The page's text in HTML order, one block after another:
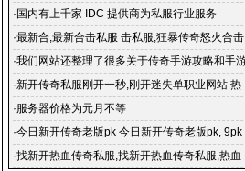
· 国内有上千家 IDC 提供商为私服行业服务
·最新合,最新合击私服 击私服,狂暴传奇怒火合击
英雄合击如何
·我们网站还整理了很多关于传奇手游攻略和手
游戏的
·新开传奇私服刚开一秒,刚开迷失单职业网站 热
血传奇私服 .76精
·服务器价格为元月不等
·今日新开传奇老版pk 今日新开传奇老版pk, 9pk
传奇官网版游戏玩法有趣
·找新开热血传奇私服,找新开热血传奇私服,热血